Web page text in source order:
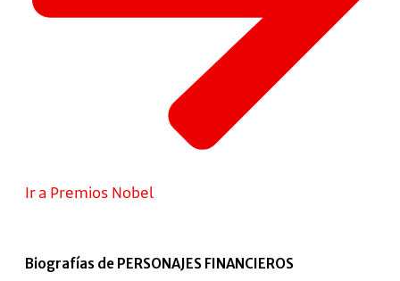
Ir a Premios Nobel
Biografías de PERSONAJES FINANCIEROS